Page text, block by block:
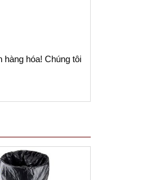
hàng hóa! Chúng tôi